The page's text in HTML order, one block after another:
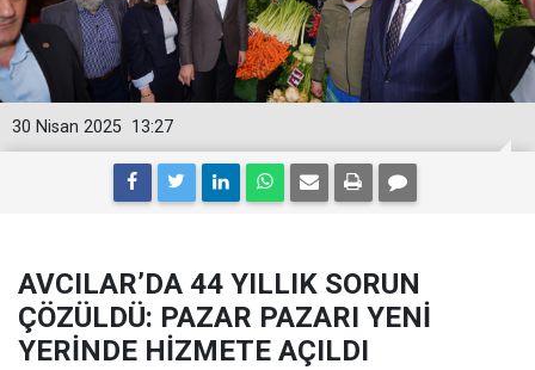
13:27
30 Nisan 2025
AVCILAR’DA 44 YILLIK SORUN
ÇÖZÜLDÜ: PAZAR PAZARI YENİ
YERİNDE HİZMETE AÇILDI